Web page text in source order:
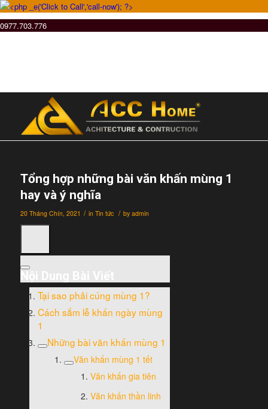
0977.703.776
Tổng hợp những bài văn khấn mùng 1
hay và ý nghĩa
20 Tháng Chín, 2021 / in Tin tức / by admin
Tại sao phải cúng mùng 1?
Cách sắm lễ khấn ngày mùng
1
Những bài văn khấn mùng 1
Văn khấn mùng 1 tết
Văn khấn gia tiên
Văn khấn thần linh